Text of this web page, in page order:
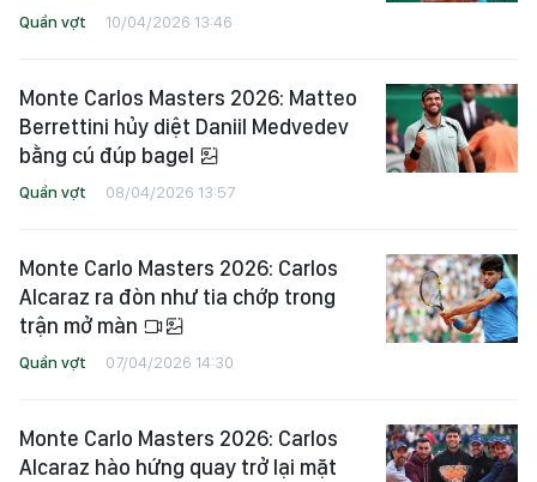
Quần vợt 10/04/2026 13:46
Monte Carlos Masters 2026: Matteo
Berrettini hủy diệt Daniil Medvedev
bằng cú đúp bagel
Quần vợt 08/04/2026 13:57
Monte Carlo Masters 2026: Carlos
Alcaraz ra đòn như tia chớp trong
trận mở màn
Quần vợt 07/04/2026 14:30
Monte Carlo Masters 2026: Carlos
Alcaraz hào hứng quay trở lại mặt